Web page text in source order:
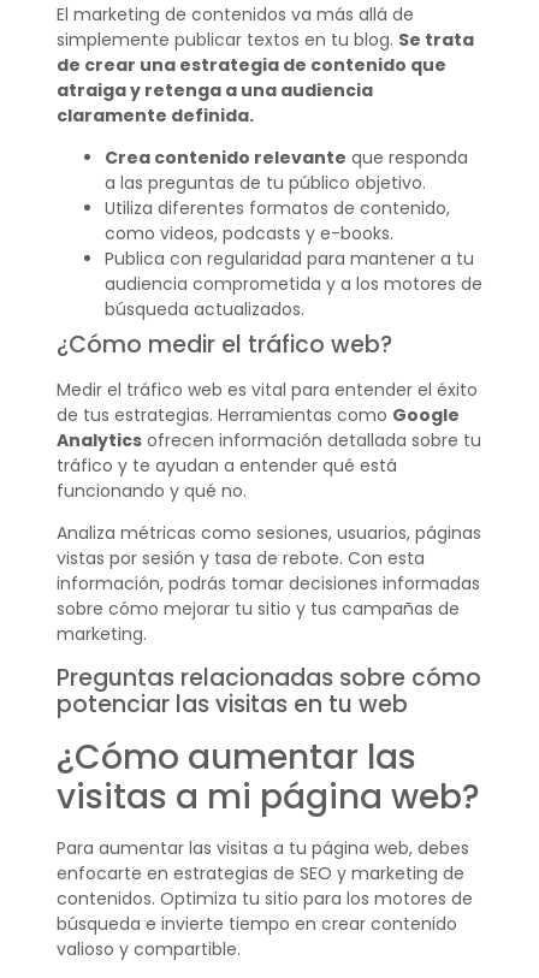
El marketing de contenidos va más allá de
simplemente publicar textos en tu blog. Se trata
de crear una estrategia de contenido que
atraiga y retenga a una audiencia
claramente definida.
Crea contenido relevante que responda
a las preguntas de tu público objetivo.
Utiliza diferentes formatos de contenido,
como videos, podcasts y e-books.
Publica con regularidad para mantener a tu
audiencia comprometida y a los motores de
búsqueda actualizados.
¿Cómo medir el tráfico web?
Medir el tráfico web es vital para entender el éxito
de tus estrategias. Herramientas como Google
Analyticsofrecen información detallada sobre tu
tráfico y te ayudan a entender qué está
funcionando y qué no.
Analiza métricas como sesiones, usuarios, páginas
vistas por sesión y tasa de rebote. Con esta
información, podrás tomar decisiones informadas
sobre cómo mejorar tu sitio y tus campañas de
marketing.
Preguntas relacionadas sobre cómo
potenciar las visitas en tu web
¿Cómo aumentar las
visitas a mi página web?
Para aumentar las visitas a tu página web, debes
enfocarte en estrategias de SEO y marketing de
contenidos. Optimiza tu sitio para los motores de
búsqueda e invierte tiempo en crear contenido
valioso y compartible.